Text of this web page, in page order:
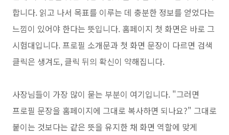
합니다. 읽고 나서 목표를 이루는 데 충분한 정보를 얻었다는
느낌이 있어야 한다는 뜻입니다. 홈페이지 첫 화면은 바로 그
시험대입니다. 프로필 소개문과 첫 화면 문장이 다르면 검색
클릭은 생겨도, 클릭 뒤의 확신이 약해집니다.
사장님들이 가장 많이 묻는 부분이 여기입니다. "그러면
프로필 문장을 홈페이지에 그대로 복사하면 되나요?" 그대로
붙이는 것보다는 같은 뜻을 유지한 채 화면 역할에 맞게